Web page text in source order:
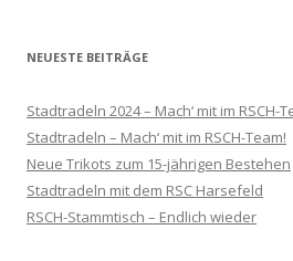
NEUESTE BEITRÄGE
Stadtradeln 2024 – Mach‘ mit im RSCH-
Stadtradeln – Mach‘ mit im RSCH-Team!
Neue Trikots zum 15-jährigen Bestehen
Stadtradeln mit dem RSC Harsefeld
RSCH-Stammtisch – Endlich wieder